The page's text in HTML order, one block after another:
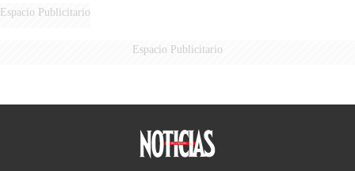
Espacio Publicitario
Espacio Publicitario